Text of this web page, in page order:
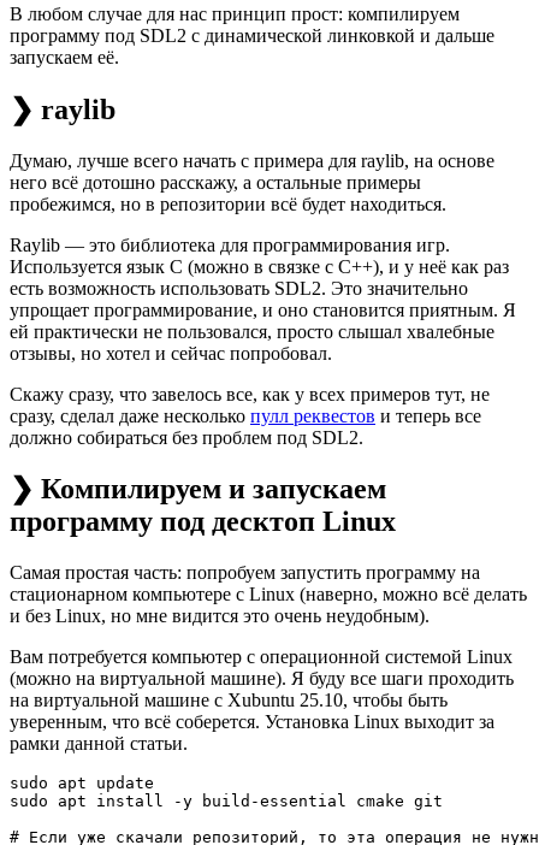
В любом случае для нас принцип прост: компилируем
программу под SDL2 с динамической линковкой и дальше
запускаем её.
❯ raylib
Думаю, лучше всего начать с примера для raylib, на основе
него всё дотошно расскажу, а остальные примеры
пробежимся, но в репозитории всё будет находиться.
Raylib — это библиотека для программирования игр.
Используется язык С (можно в связке с C++), и у неё как раз
есть возможность использовать SDL2. Это значительно
упрощает программирование, и оно становится приятным. Я
ей практически не пользовался, просто слышал хвалебные
отзывы, но хотел и сейчас попробовал.
Скажу сразу, что завелось все, как у всех примеров тут, не
сразу, сделал даже несколько пулл реквестов и теперь все
должно собираться без проблем под SDL2.
❯ Компилируем и запускаем
программу под десктоп Linux
Самая простая часть: попробуем запустить программу на
стационарном компьютере с Linux (наверно, можно всё делать
и без Linux, но мне видится это очень неудобным).
Вам потребуется компьютер с операционной системой Linux
(можно на виртуальной машине). Я буду все шаги проходить
на виртуальной машине с Xubuntu 25.10, чтобы быть
уверенным, что всё соберется. Установка Linux выходит за
рамки данной статьи.
sudo apt update
sudo apt install -y build-essential cmake git
# Если уже скачали репозиторий, то эта операция не